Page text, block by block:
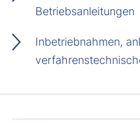
Betriebsanleitungen
Inbetriebnahmen,